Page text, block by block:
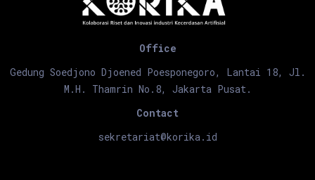
Office
Gedung Soedjono Djoened Poesponegoro, Lantai 18, Jl.
M.H. Thamrin No.8, Jakarta Pusat.
Contact
sekretariat@korika.id